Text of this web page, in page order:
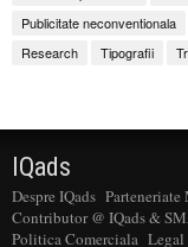
Publicitate neconventionala
Research
Tipografii
IQads
Despre IQads Parteneriate
Contributor @ IQads &
Politica Comerciala Legal